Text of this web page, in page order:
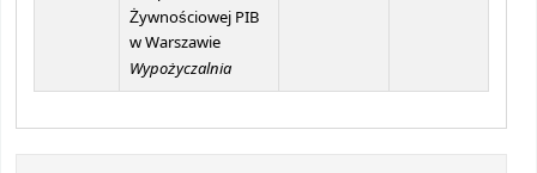
Żywnościowej PIB
w Warszawie
Wypożyczalnia